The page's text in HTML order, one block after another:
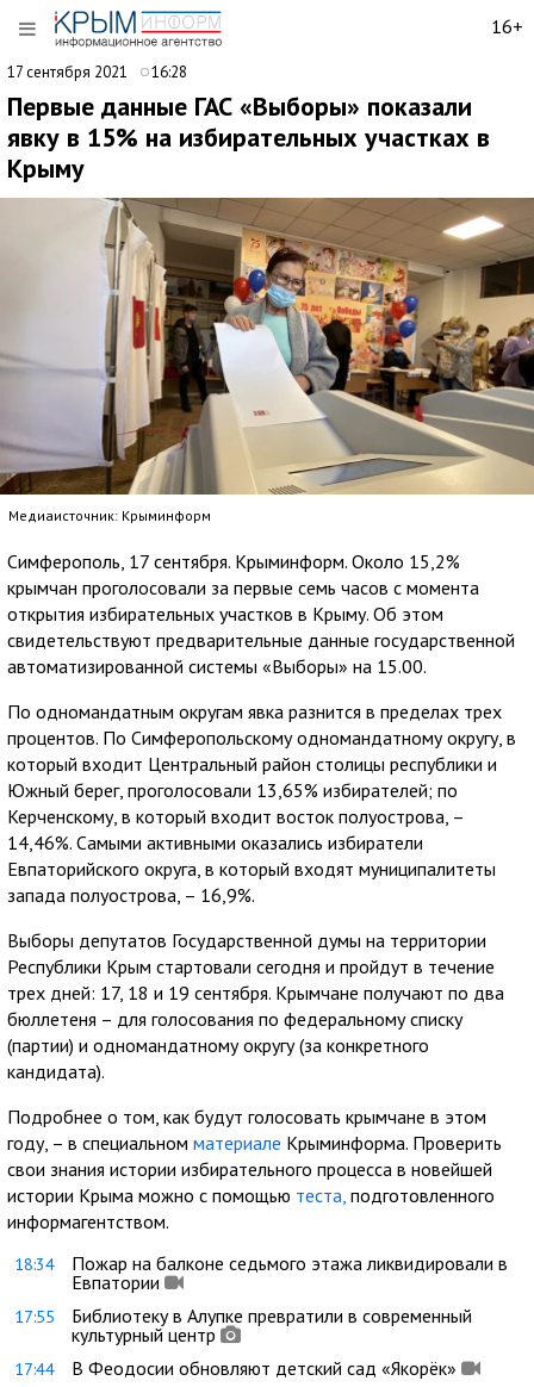
16+
17 сентября 2021 16:28
Первые данные ГАС «Выборы» показали
явку в 15% на избирательных участках в
Крыму
Медиаисточник: Крыминформ
Симферополь, 17 сентября. Крыминформ. Около 15,2%
крымчан проголосовали за первые семь часов с момента
открытия избирательных участков в Крыму. Об этом
свидетельствуют предварительные данные государственной
автоматизированной системы «Выборы» на 15.00.
По одномандатным округам явка разнится в пределах трех
процентов. По Симферопольскому одномандатному округу, в
который входит Центральный район столицы республики и
Южный берег, проголосовали 13,65% избирателей; по
Керченскому, в который входит восток полуострова, –
14,46%. Самыми активными оказались избиратели
Евпаторийского округа, в который входят муниципалитеты
запада полуострова, – 16,9%.
Выборы депутатов Государственной думы на территории
Республики Крым стартовали сегодня и пройдут в течение
трех дней: 17, 18 и 19 сентября. Крымчане получают по два
бюллетеня – для голосования по федеральному списку
(партии) и одномандатному округу (за конкретного
кандидата).
Подробнее о том, как будут голосовать крымчане в этом
году, – в специальном материале Крыминформа. Проверить
свои знания истории избирательного процесса в новейшей
истории Крыма можно с помощью теста, подготовленного
информагентством.
18:34
Пожар на балконе седьмого этажа ликвидировали в
Евпатории
17:55
Библиотеку в Алупке превратили в современный
культурный центр
17:44 В Феодосии обновляют детский сад «Якорёк»